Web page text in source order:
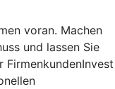
voran. Machen
und lassen Sie